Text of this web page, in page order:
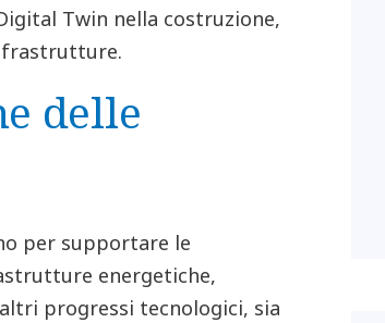
Twin nella costruzione,
delle
per supportare le
energetiche,
progressi tecnologici, sia